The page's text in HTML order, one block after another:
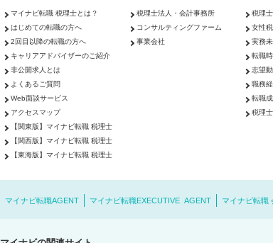
マイナビ転職 税理士とは？
はじめての転職の方へ
2回目以降の転職の方へ
キャリアアドバイザーのご紹介
非公開求人とは
よくあるご質問
Web面談サービス
アクセスマップ
【関東版】マイナビ転職 税理士
【関西版】マイナビ転職 税理士
【東海版】マイナビ転職 税理士
税理士法人・会計事務所
コンサルティングファーム
事業会社
税理
女性
実務
転職
志望
職務
転職
税理
マイナビ転職AGENT マイナビ転職EXECUTIVE AGENT マイナビ転職